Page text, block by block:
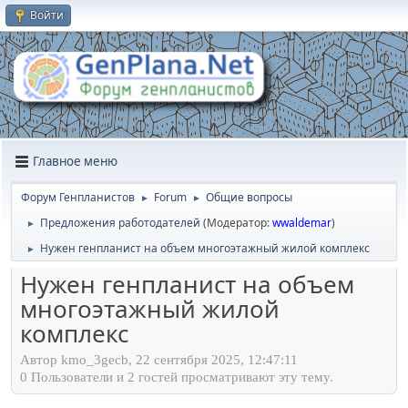
Войти
Главное меню
Форум Генпланистов ► Forum ► Общие вопросы
► Предложения работодателей (Модератор:wwaldemar)
► Нужен генпланист на объем многоэтажный жилой комплекс
Нужен генпланист на объем
многоэтажный жилой
комплекс
Автор kmo_3gecb, 22 сентября 2025, 12:47:11
0 Пользователи и 2 гостей просматривают эту тему.